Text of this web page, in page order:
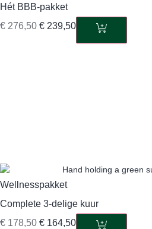
Hét BBB-pakket
€ 276,50 € 239,50
Wellnesspakket
Complete 3-delige kuur
€ 178,50 € 164,50